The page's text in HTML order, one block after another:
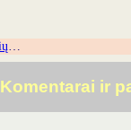
…
Komentarai ir